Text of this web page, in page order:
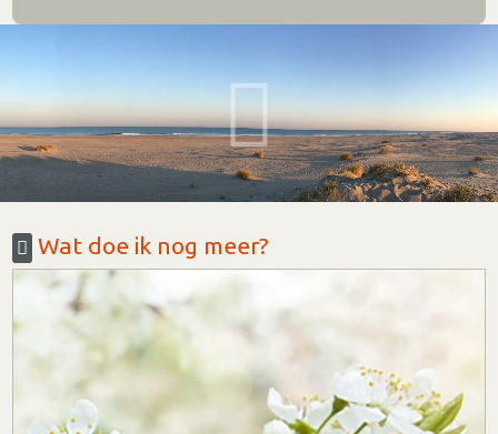
Wat doe ik nog meer?